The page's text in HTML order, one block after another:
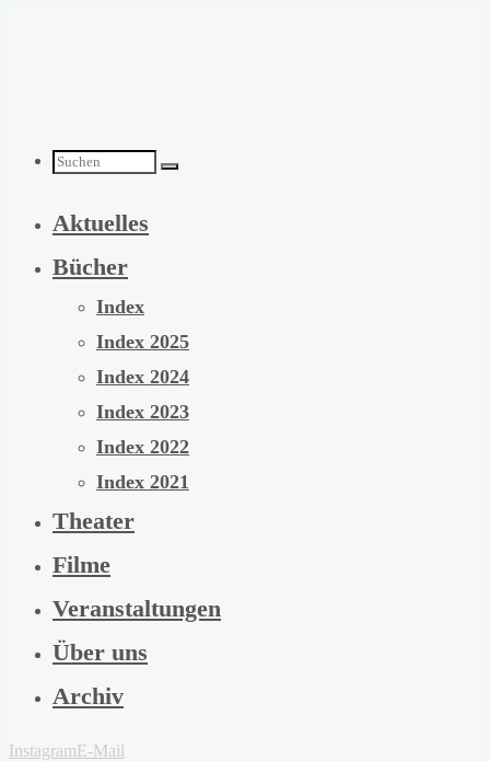
Suchen
nach:
Aktuelles
Bücher
Index
Index 2025
Index 2024
Index 2023
Index 2022
Index 2021
Theater
Filme
Veranstaltungen
Über uns
Archiv
InstagramE-Mail